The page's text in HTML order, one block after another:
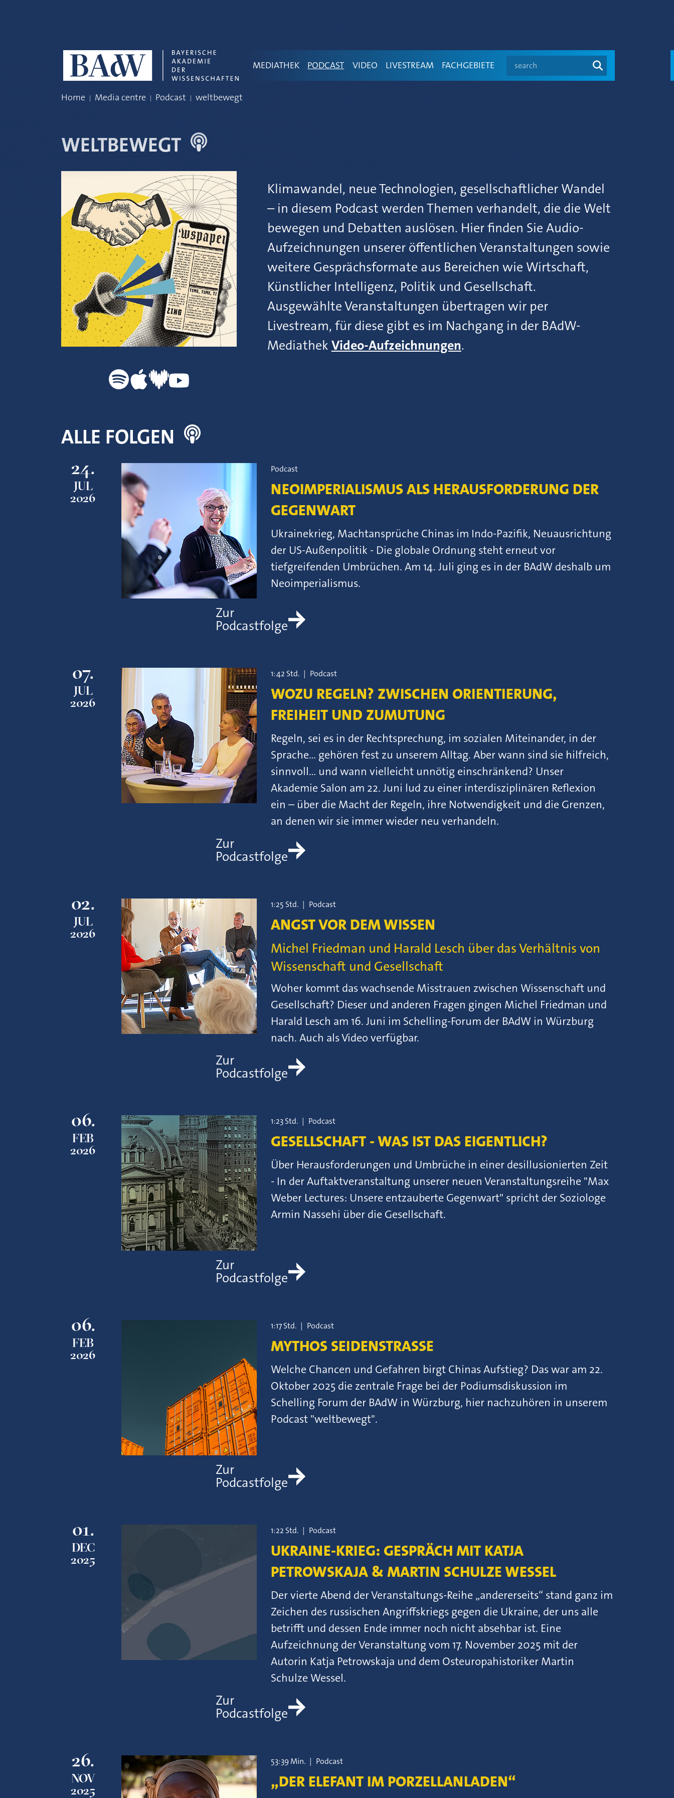
MEDIATHEK PODCAST VIDEO LIVESTREAM FACHGEBIETE search
Home Media centre Podcast weltbewegt
WELTBEWEGT
Klimawandel, neue Technologien, gesellschaftlicher Wandel
– in diesem Podcast werden Themen verhandelt, die die Welt
bewegen und Debatten auslösen. Hier finden Sie Audio-
Aufzeichnungen unserer öffentlichen Veranstaltungen sowie
weitere Gesprächsformate aus Bereichen wie Wirtschaft,
Künstlicher Intelligenz, Politik und Gesellschaft.
Ausgewählte Veranstaltungen übertragen wir per
Livestream, für diese gibt es im Nachgang in der BAdW-
Mediathek Video-Aufzeichnungen.
ALLE FOLGEN
24.
JUL
2026
Podcast
NEOIMPERIALISMUS ALS HERAUSFORDERUNG DER
GEGENWART
Ukrainekrieg, Machtansprüche Chinas im Indo-Pazifik, Neuausrichtung
der US-Außenpolitik - Die globale Ordnung steht erneut vor
tiefgreifenden Umbrüchen. Am 14. Juli ging es in der BAdW deshalb um
Neoimperialismus.
Zur
Podcastfolge
07.
JUL
2026
1:42 Std. | Podcast
WOZU REGELN? ZWISCHEN ORIENTIERUNG,
FREIHEIT UND ZUMUTUNG
Regeln, sei es in der Rechtsprechung, im sozialen Miteinander, in der
Sprache… gehören fest zu unserem Alltag. Aber wann sind sie hilfreich,
sinnvoll… und wann vielleicht unnötig einschränkend? Unser
Akademie Salon am 22. Juni lud zu einer interdisziplinären Reflexion
ein – über die Macht der Regeln, ihre Notwendigkeit und die Grenzen,
an denen wir sie immer wieder neu verhandeln.
Zur
Podcastfolge
02.
JUL
2026
1:25 Std. | Podcast
ANGST VOR DEM WISSEN
Michel Friedman und Harald Lesch über das Verhältnis von
Wissenschaft und Gesellschaft
Woher kommt das wachsende Misstrauen zwischen Wissenschaft und
Gesellschaft? Dieser und anderen Fragen gingen Michel Friedman und
Harald Lesch am 16. Juni im Schelling-Forum der BAdW in Würzburg
nach. Auch als Video verfügbar.
Zur
Podcastfolge
06.
FEB
2026
1:23 Std. | Podcast
GESELLSCHAFT - WAS IST DAS EIGENTLICH?
Über Herausforderungen und Umbrüche in einer desillusionierten Zeit
- In der Auftaktveranstaltung unserer neuen Veranstaltungsreihe "Max
Weber Lectures: Unsere entzauberte Gegenwart" spricht der Soziologe
Armin Nassehi über die Gesellschaft.
Zur
Podcastfolge
06.
FEB
2026
1:17 Std. | Podcast
MYTHOS SEIDENSTRASSE
Welche Chancen und Gefahren birgt Chinas Aufstieg? Das war am 22.
Oktober 2025 die zentrale Frage bei der Podiumsdiskussion im
Schelling Forum der BAdW in Würzburg, hier nachzuhören in unserem
Podcast "weltbewegt".
Zur
Podcastfolge
01.
DEC
2025
1:22 Std. | Podcast
UKRAINE-KRIEG: GESPRÄCH MIT KATJA
PETROWSKAJA & MARTIN SCHULZE WESSEL
Der vierte Abend der Veranstaltungs-Reihe „andererseits“ stand ganz im
Zeichen des russischen Angriffskriegs gegen die Ukraine, der uns alle
betrifft und dessen Ende immer noch nicht absehbar ist. Eine
Aufzeichnung der Veranstaltung vom 17. November 2025 mit der
Autorin Katja Petrowskaja und dem Osteuropahistoriker Martin
Schulze Wessel.
Zur
Podcastfolge
26.
NOV
2025
53:39 Min. | Podcast
„DER ELEFANT IM PORZELLANLADEN“